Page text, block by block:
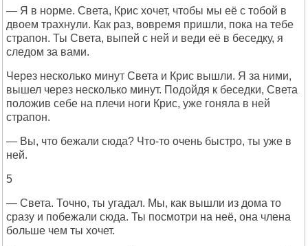
— Я в норме. Света, Крис хочет, чтобы мы её с тобой в
двоем трахнули. Как раз, вовремя пришли, пока на тебе
страпон. Ты Света, выпей с ней и веди её в беседку, я
следом за вами.
Через несколько минут Света и Крис вышли. Я за ними,
вышел через несколько минут. Подойдя к беседки, Света
положив себе на плечи ноги Крис, уже гоняла в ней
страпон.
— Вы, что бежали сюда? Что-то очень быстро, ты уже в
ней.
5
— Света. Точно, ты угадал. Мы, как вышли из дома то
сразу и побежали сюда. Ты посмотри на неё, она члена
больше чем ты хочет.